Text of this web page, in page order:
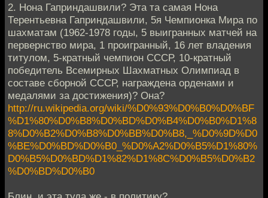
2. Нона Гаприндашвили? Эта та самая Нона
Терентьевна Гаприндашвили, 5я Чемпионка Мира по
шахматам (1962-1978 годы, 5 выигранных матчей на
первернство мира, 1 проигранный, 16 лет владения
титулом, 5-кратный чемпион СССР, 10-кратный
победитель Всемирных Шахматных Олимпиад в
составе сборной СССР, награждена орденами и
медалями за достижения)? Она?
http://ru.wikipedia.org/wiki/%D0%93%D0%B0%D0%BF
%D1%80%D0%B8%D0%BD%D0%B4%D0%B0%D1%8
8%D0%B2%D0%B8%D0%BB%D0%B8,_%D0%9D%D0
%BE%D0%BD%D0%B0_%D0%A2%D0%B5%D1%80%
D0%B5%D0%BD%D1%82%D1%8C%D0%B5%D0%B2
%D0%BD%D0%B0